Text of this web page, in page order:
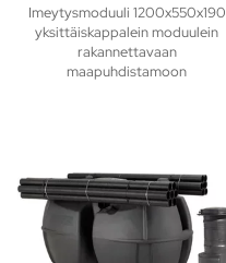
Imeytysmoduuli 1200x550x190
yksittäiskappalein moduulein
rakannettavaan
maapuhdistamoon